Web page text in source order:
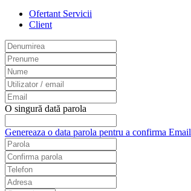
Ofertant Servicii
Client
O singură dată parola
Genereaza o data parola pentru a confirma Email